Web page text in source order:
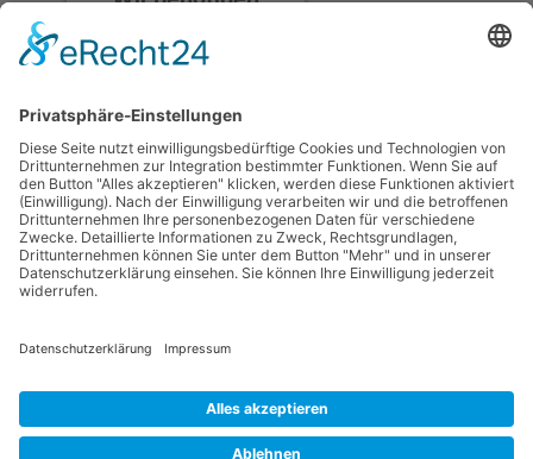
Zustimmung, um
Service zu laden!
Wir verwenden
Discord, um Inhalte
einzubetten. Dieser
Service kann Daten zu
Ihren Aktivitäten
sammeln. Bitte lesen
Nutzung des Service
anzuzeigen.
Mehr Informationen
Datenschutzerklärung Impressum